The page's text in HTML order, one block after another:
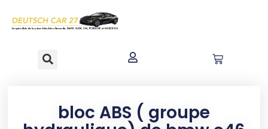
principal
bloc ABS ( groupe